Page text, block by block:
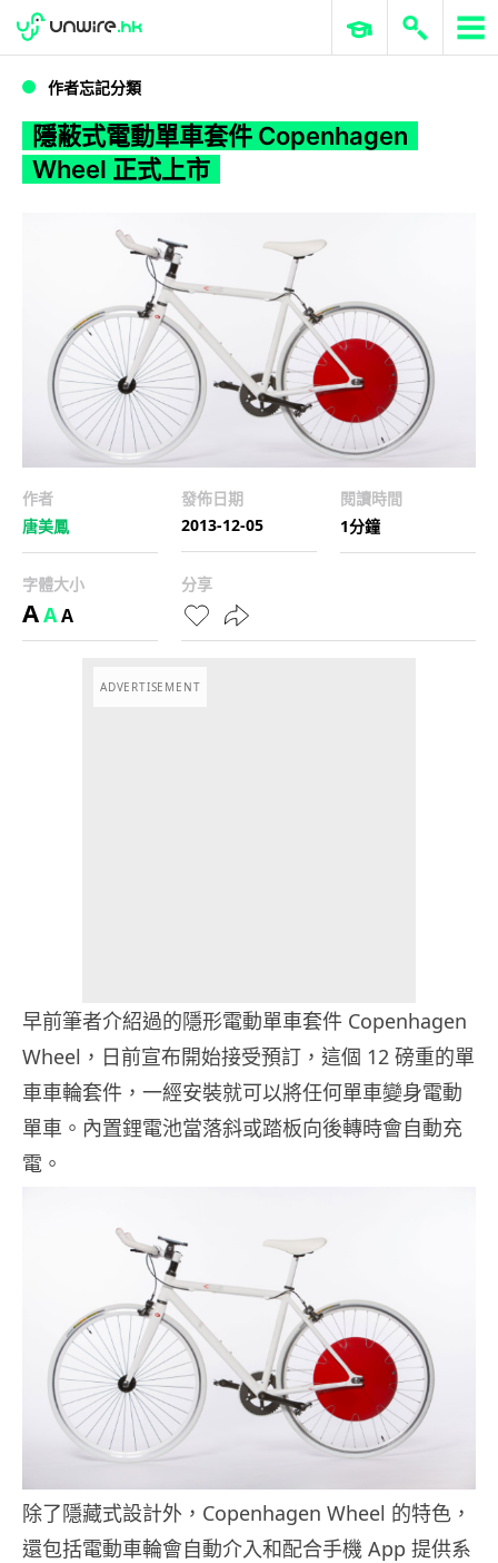
WWDC 2026 ERP 與商業 AI
作者忘記分類
隱蔽式電動單車套件 Copenhagen
Wheel 正式上市
作者
唐美鳳
發佈日期
2013-12-05
閱讀時間
1分鐘
字體大小
AAA
分享
ADVERTISEMENT
早前筆者介紹過的隱形電動單車套件 Copenhagen
Wheel，日前宣布開始接受預訂，這個 12 磅重的單
車車輪套件，一經安裝就可以將任何單車變身電動
單車。內置鋰電池當落斜或踏板向後轉時會自動充
電。
除了隱藏式設計外，Copenhagen Wheel 的特色，
還包括電動車輪會自動介入和配合手機 App 提供系